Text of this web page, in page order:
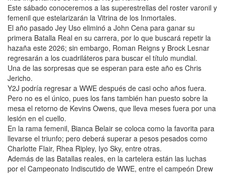
Este sábado conoceremos a las superestrellas del roster varonil y
femenil que estelarizarán la Vitrina de los Inmortales.
El año pasado Jey Uso eliminó a John Cena para ganar su
primera Batalla Real en su carrera, por lo que buscará repetir la
hazaña este 2026; sin embargo, Roman Reigns y Brock Lesnar
regresarán a los cuadriláteros para buscar el título mundial.
Una de las sorpresas que se esperan para este año es Chris
Jericho.
Y2J podría regresar a WWE después de casi ocho años fuera.
Pero no es el único, pues los fans también han puesto sobre la
mesa el retorno de Kevins Owens, que lleva meses fuera por una
lesión en el cuello.
En la rama femenil, Bianca Belair se coloca como la favorita para
llevarse el triunfo; pero deberá superar a pesos pesados como
Charlotte Flair, Rhea Ripley, Iyo Sky, entre otras.
Además de las Batallas reales, en la cartelera están las luchas
por el Campeonato Indiscutido de WWE, entre el campeón Drew